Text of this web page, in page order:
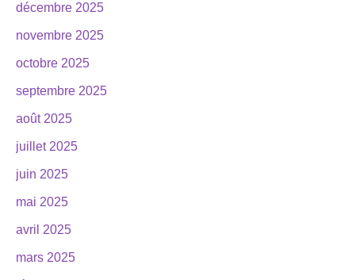
décembre 2025
novembre 2025
octobre 2025
septembre 2025
août 2025
juillet 2025
juin 2025
mai 2025
avril 2025
mars 2025